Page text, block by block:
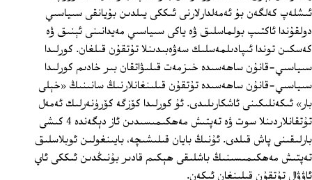
ئىشلەپ كەلگەن بۇ ئەمەلدارلارنى ئىككى يىلدىن بۇيانقى سىياسىي
دولقۇندا ئاكتىپ بولماسلىق ۋە ياكى سىياسىي مەيدانىنى ئېنىق ۋە
كەسكىن توندا ئىپادىلمەسلىك سەۋەبىدىنلا تۇتقۇن قىلغان. كورلىدا
سىياسىي-قانۇن ساھەسىدە خىزمەت قىلىۋاتقان بىر خادىم كورلىدا
سىياسىي-قانۇن ساھەسىدە تۇتقۇن قىلىنغانلارنىڭ سانىنىڭ «خېلى
بار» ئىكەنلىكىنى ئاشكارىلىدى. ئۇ كورلىدا كۆزگە كۆرۈنەرلىك ئەمەل
تۇتقانلاردىنلا سوت ۋە تەپتىش مەھكىمىسىدىن ئاز دېگەندە 4 كىشى
بارلىقىنى پاش قىلدى. ئۇنىڭ بايان قىلىشىچە، بايىنغولىن ئوبلاسلىق
تەپتىش مەھكىمىسىنىڭ باشلىقى ھېكىم قادىر بۇنىڭدىن ئىككى ئاي
ئاۋۋال تۇتقۇن قىلىنغان ئىكەن.